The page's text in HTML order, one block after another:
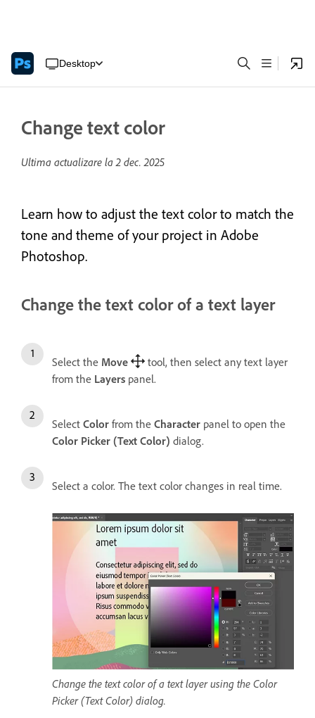
Desktop
Change text color
Ultima actualizare la2 dec. 2025
Learn how to adjust the text color to match the
tone and theme of your project in Adobe
Photoshop.
Change the text color of a text layer
Select the Move
tool, then select any text layer
from the Layers panel.
Select Color from the Character panel to open the
Color Picker (Text Color) dialog.
Select a color. The text color changes in real time.
Change the text color of a text layer using the Color
Picker (Text Color) dialog.